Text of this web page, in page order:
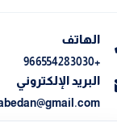
الهاتف
+966554283030
البريد الإلكتروني